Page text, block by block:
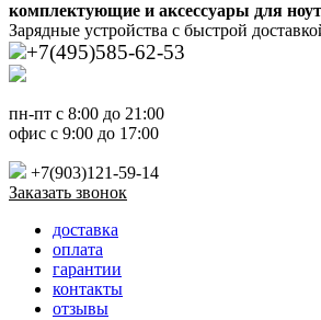
комплектующие и аксессуары для
Зарядные устройства с быстрой
+7(495)585-62-53
пн-пт с 8:00 до 21:00
офис с 9:00 до 17:00
+7(903)121-59-14
Заказать звонок
доставка
оплата
гарантии
контакты
отзывы